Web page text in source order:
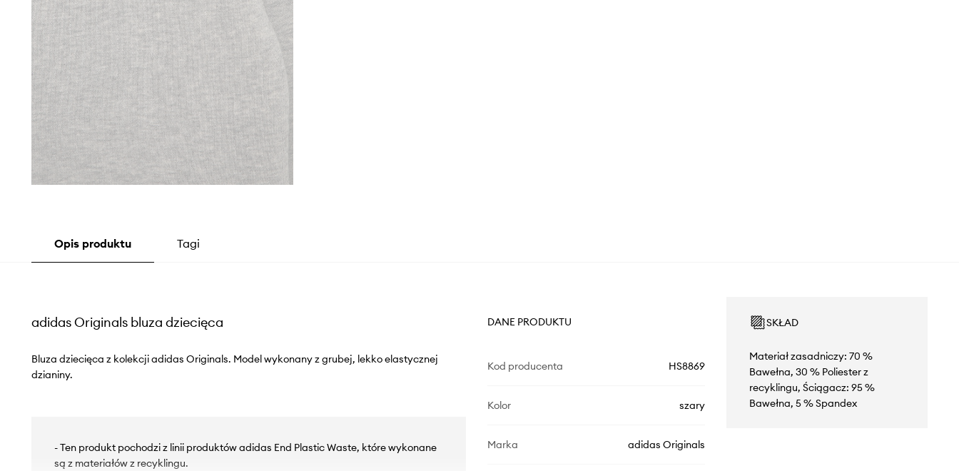
Opis produktu Tagi
adidas Originals bluza dziecięca
Bluza dziecięca z kolekcji adidas Originals. Model wykonany z grubej, lekko elastycznej
dzianiny.
- Ten produkt pochodzi z linii produktów adidas End Plastic Waste, które wykonane
są z materiałów z recyklingu.
DANE PRODUKTU
Kod producenta HS8869
Kolor szary
Marka adidas Originals
SKŁAD
Materiał zasadniczy: 70 %
Bawełna, 30 % Poliester z
recyklingu, Ściągacz: 95 %
Bawełna, 5 % Spandex